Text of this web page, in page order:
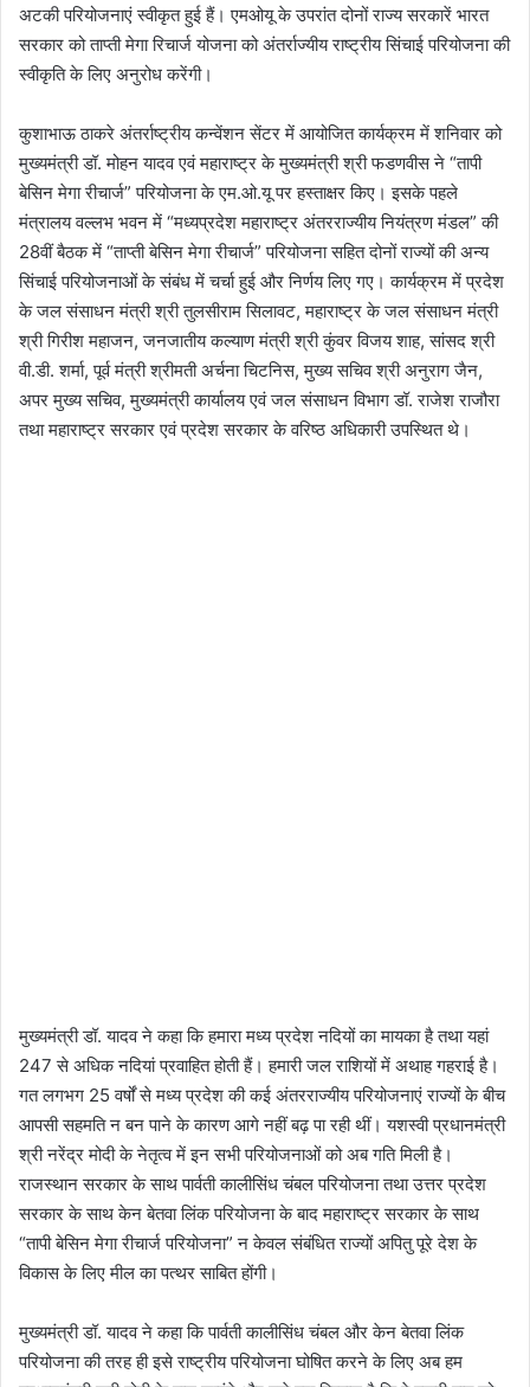
अटकी परियोजनाएं स्वीकृत हुई हैं। एमओयू के उपरांत दोनों राज्य सरकारें भारत
सरकार को ताप्ती मेगा रिचार्ज योजना को अंतर्राज्यीय राष्ट्रीय सिंचाई परियोजना की
स्वीकृति के लिए अनुरोध करेंगी।
कुशाभाऊ ठाकरे अंतर्राष्ट्रीय कन्वेंशन सेंटर में आयोजित कार्यक्रम में शनिवार को
मुख्यमंत्री डॉ. मोहन यादव एवं महाराष्ट्र के मुख्यमंत्री श्री फडणवीस ने “तापी
बेसिन मेगा रीचार्ज” परियोजना के एम.ओ.यू पर हस्ताक्षर किए।इसके पहले
मंत्रालय वल्लभ भवन में “मध्यप्रदेश महाराष्ट्र अंतरराज्यीय नियंत्रण मंडल” की
28वीं बैठक में “ताप्ती बेसिन मेगा रीचार्ज” परियोजना सहित दोनों राज्यों की अन्य
सिंचाई परियोजनाओं के संबंध में चर्चा हुई और निर्णय लिए गए। कार्यक्रम में प्रदेश
के जल संसाधन मंत्री श्री तुलसीराम सिलावट, महाराष्ट्र के जल संसाधन मंत्री
श्री गिरीश महाजन, जनजातीय कल्याण मंत्री श्री कुंवर विजय शाह, सांसद श्री
वी.डी. शर्मा, पूर्व मंत्री श्रीमती अर्चना चिटनिस, मुख्य सचिव श्री अनुराग जैन,
अपर मुख्य सचिव, मुख्यमंत्री कार्यालय एवं जल संसाधन विभाग डॉ. राजेश राजौरा
तथा महाराष्ट्र सरकार एवं प्रदेश सरकार के वरिष्ठ अधिकारी उपस्थित थे।
मुख्यमंत्री डॉ. यादव ने कहा कि हमारा मध्य प्रदेश नदियों का मायका है तथा यहां
247 से अधिक नदियां प्रवाहित होती हैं। हमारी जल राशियों में अथाह गहराई है।
गत लगभग 25 वर्षों से मध्य प्रदेश की कई अंतरराज्यीय परियोजनाएं राज्यों के बीच
आपसी सहमति न बन पाने के कारण आगे नहीं बढ़ पा रही थीं। यशस्वी प्रधानमंत्री
श्री नरेंद्र मोदी के नेतृत्व में इन सभी परियोजनाओं को अब गति मिली है।
राजस्थान सरकार के साथ पार्वती कालीसिंध चंबल परियोजना तथा उत्तर प्रदेश
सरकार के साथ केन बेतवा लिंक परियोजना के बाद महाराष्ट्र सरकार के साथ
“तापी बेसिन मेगा रीचार्ज परियोजना” न केवल संबंधित राज्यों अपितु पूरे देश के
विकास के लिए मील का पत्थर साबित होंगी।
मुख्यमंत्री डॉ. यादव ने कहा कि पार्वती कालीसिंध चंबल और केन बेतवा लिंक
परियोजना की तरह ही इसे राष्ट्रीय परियोजना घोषित करने के लिए अब हम